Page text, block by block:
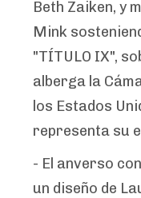
Beth Zaiken, y
Mink
"TÍTULO IX",
alberga la
los Estados
representa su
- El anverso
un diseño de